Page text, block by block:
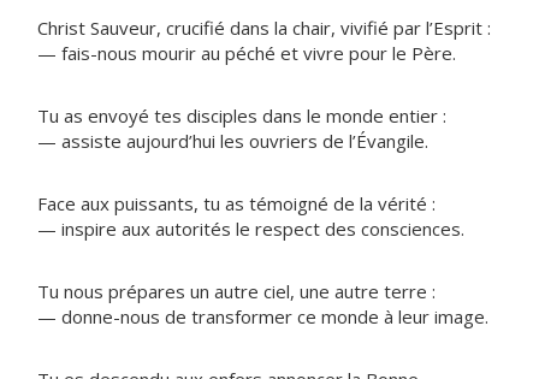
Christ Sauveur, crucifié dans la chair, vivifié par l’Esprit :
— fais-nous mourir au péché et vivre pour le Père.
Tu as envoyé tes disciples dans le monde entier :
— assiste aujourd’hui les ouvriers de l’Évangile.
Face aux puissants, tu as témoigné de la vérité :
— inspire aux autorités le respect des consciences.
Tu nous prépares un autre ciel, une autre terre :
— donne-nous de transformer ce monde à leur image.